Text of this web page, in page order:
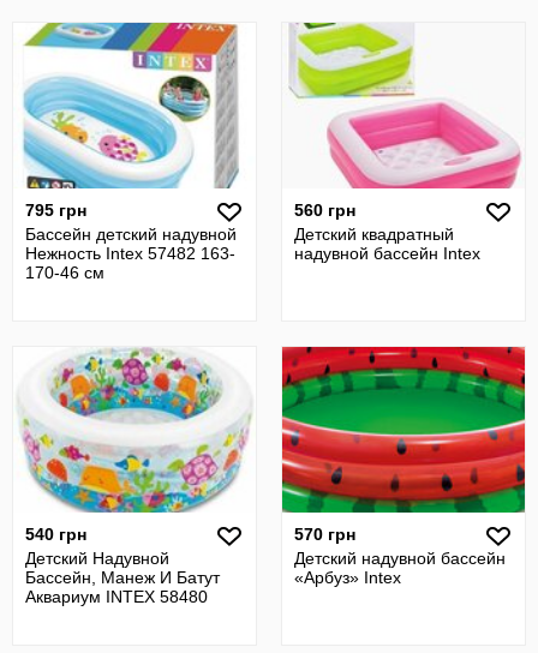
795 грн
Бассейн детский надувной
Нежность Intex 57482 163-
170-46 см
560 грн
Детский квадратный
надувной бассейн Intex
540 грн
Детский Надувной
Бассейн, Манеж И Батут
Аквариум INTEX 58480
570 грн
Детский надувной бассейн
«Арбуз» Intex